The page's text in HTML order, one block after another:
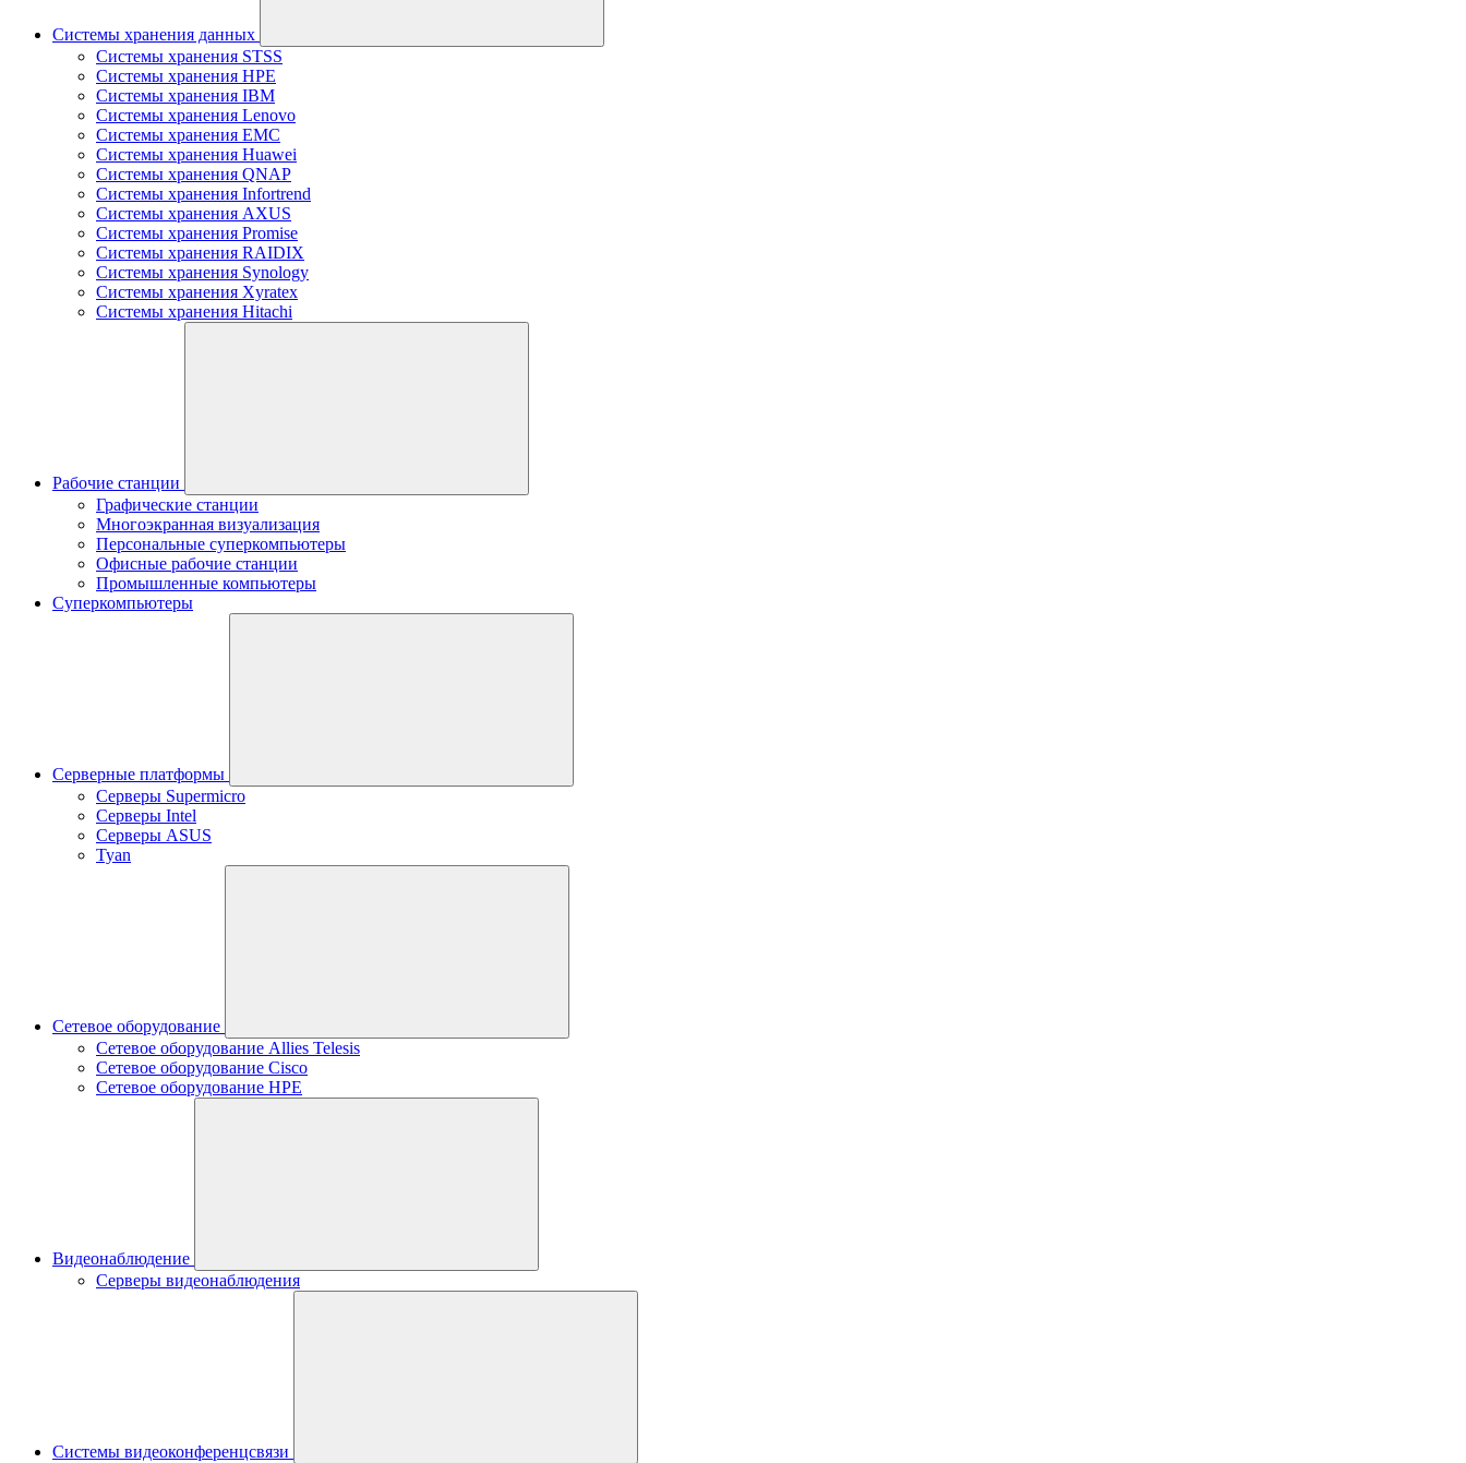
Системы хранения данных
Системы хранения STSS
Системы хранения HPE
Системы хранения IBM
Системы хранения Lenovo
Системы хранения EMC
Системы хранения Huawei
Системы хранения QNAP
Системы хранения Infortrend
Системы хранения AXUS
Системы хранения Promise
Системы хранения RAIDIX
Системы хранения Synology
Системы хранения Xyratex
Системы хранения Hitachi
Рабочие станции
Графические станции
Многоэкранная визуализация
Персональные суперкомпьютеры
Офисные рабочие станции
Промышленные компьютеры
Суперкомпьютеры
Серверные платформы
Серверы Supermicro
Серверы Intel
Серверы ASUS
Tyan
Сетевое оборудование
Сетевое оборудование Allies Telesis
Сетевое оборудование Cisco
Сетевое оборудование HPE
Видеонаблюдение
Серверы видеонаблюдения
Системы видеоконференцсвязи